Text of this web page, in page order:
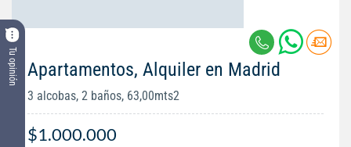
Tu opinión Apartamentos, Alquiler en Madrid
3 alcobas, 2 baños, 63,00mts2
$1.000.000